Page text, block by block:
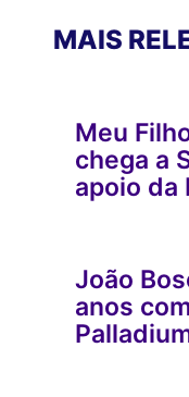
MAIS
Meu
chega a
apoio da
João
anos